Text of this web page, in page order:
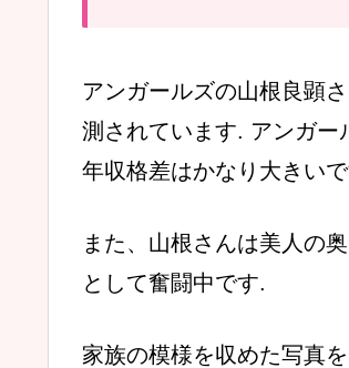
アンガールズの山根良顕
測されています. アンガー
年収格差はかなり大きいで
また、山根さんは美人の
として奮闘中です.
家族の模様を収めた写真